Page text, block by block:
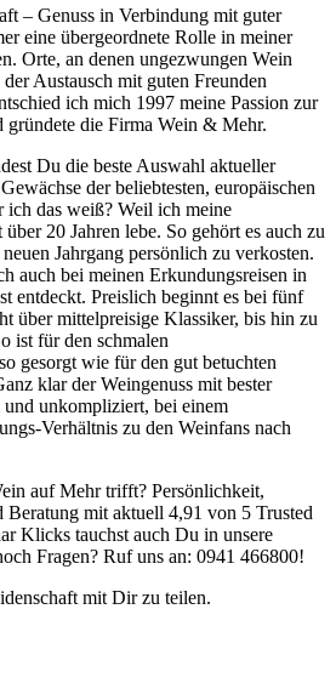
– Genuss in Verbindung mit guter
eine übergeordnete Rolle in meiner
Orte, an denen ungezwungen Wein
Austausch mit guten Freunden
ich mich 1997 meine Passion zur
gründete die Firma Wein & Mehr.
Du die beste Auswahl aktueller
der beliebtesten, europäischen
ich das weiß? Weil ich meine
20 Jahren lebe. So gehört es auch zu
Jahrgang persönlich zu verkosten.
auch bei meinen Erkundungsreisen in
entdeckt. Preislich beginnt es bei fünf
über mittelpreisige Klassiker, bis hin zu
ist für den schmalen
gesorgt wie für den gut betuchten
klar der Weingenuss mit bester
unkompliziert, bei einem
Verhältnis zu den Weinfans nach
auf Mehr trifft? Persönlichkeit,
mit aktuell 4,91 von 5 Trusted
Klicks tauchst auch Du in unsere
Fragen? Ruf uns an: 0941 466800!
mit Dir zu teilen.